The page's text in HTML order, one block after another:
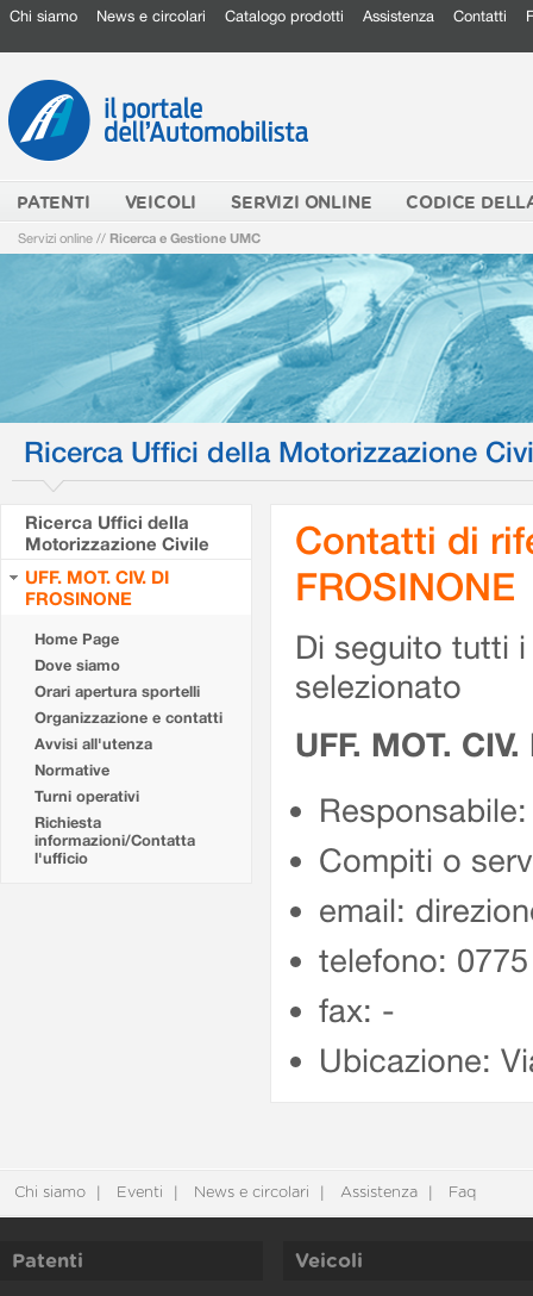
Chi siamo News e circolari Catalogo prodotti Assistenza Contatti
PATENTI VEICOLI SERVIZI ONLINE CODICE
Servizi online // Ricerca e Gestione UMC
Ricerca Uffici della Motorizzazione
Ricerca Uffici della
Motorizzazione Civile
UFF. MOT. CIV. DI
FROSINONE
Home Page
Dove siamo
Orari apertura sportelli
Organizzazione e contatti
Avvisi all'utenza
Normative
Turni operativi
Richiesta
informazioni/Contatta
l'ufficio
Contatti di
FROSINONE
Di seguito tutti
selezionato
UFF. MOT.
Compiti o
email:
telefono:
fax: -
Ubicazione:
Chi siamo Eventi News e circolari Assistenza Faq
Patenti Veicoli